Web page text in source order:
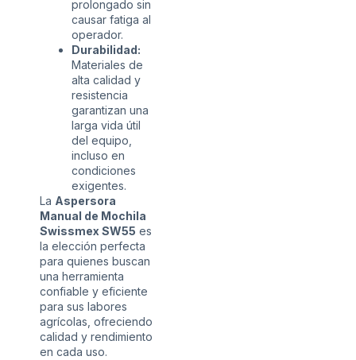
prolongado sin
causar fatiga al
operador.
Durabilidad:
Materiales de
alta calidad y
resistencia
garantizan una
larga vida útil
del equipo,
incluso en
condiciones
exigentes.
La Aspersora
Manual de Mochila
Swissmex SW55 es
la elección perfecta
para quienes buscan
una herramienta
confiable y eficiente
para sus labores
agrícolas, ofreciendo
calidad y rendimiento
en cada uso.